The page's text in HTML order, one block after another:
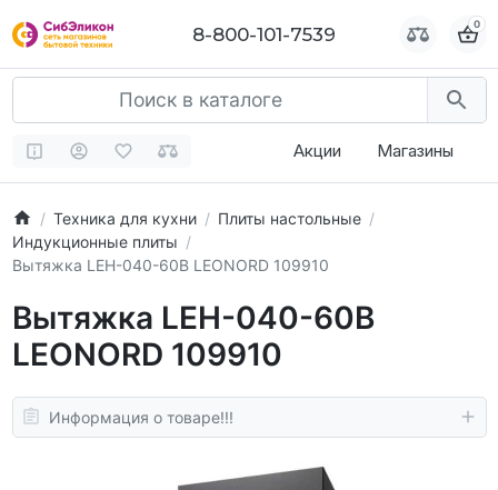
8-800-101-7539 0
Акции Магазины
Техника для кухни
Плиты настольные
Индукционные плиты
Вытяжка LEH-040-60B LEONORD 109910
Вытяжка LEH-040-60B
LEONORD 109910
Информация о товаре!!!
8-800-101-7539 0